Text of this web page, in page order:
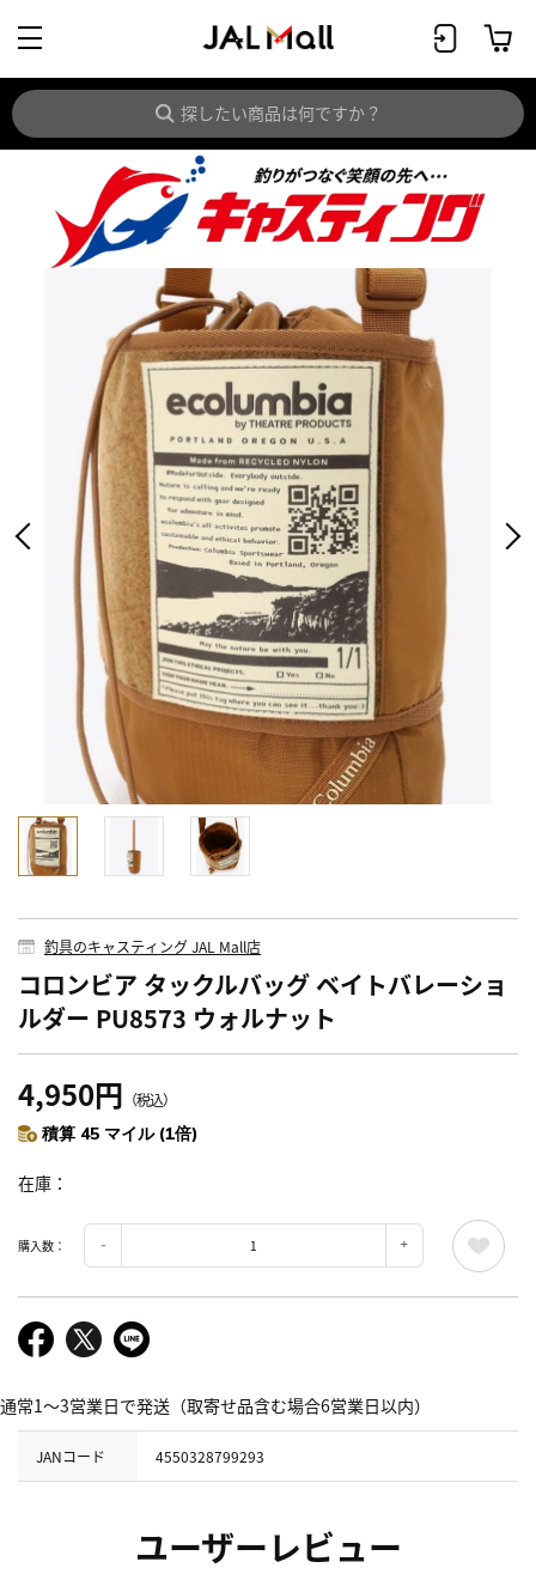
釣具のキャスティング JAL Mall店
コロンビア タックルバッグ ベイトバレーショ
ルダー PU8573 ウォルナット
4,950円 （税込）
積算 45 マイル (1倍)
在庫
購入数：
通常1～3営業日で発送（取寄せ品含む場合6営業日以内）
JANコード 4550328799293
ユーザーレビュー